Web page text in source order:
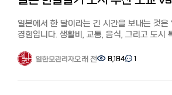
https://korean.co.jp/life2/130 한국 포켓
https://korean.co.jp/life4/7
https://korean.co.jp/life2/11 재일한국인
7선! 연회비 무료, 심사 잘 나고 혜택이 높은
그럼 제가 직접 사용해 본 한국 화장품 온라
드럭스토어인 올리브영. 전에 한국에는 약품
취급하는 드럭스토어가 별로 없었지만, 현재
상승하면서 올리브영은 전 세계 관광객이 모
되었습니다.
일본에서 한 달이라는 긴 시간을 보내는 것은
경험입니다. 생활비, 교통, 음식, 그리고 도시
4곳을 철저히 분석해 드립니다.
1. 한 달 생활비 비교: 예산에 맞는 선택은?
일한모관리자오래 전 8,184 1